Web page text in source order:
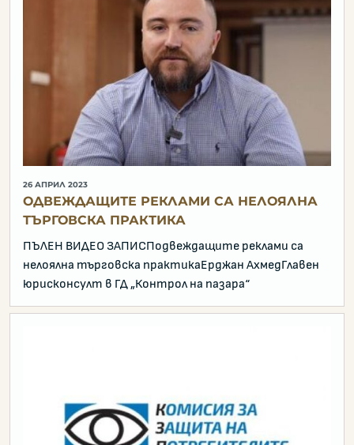
26 АПРИЛ 2023
ОДВЕЖДАЩИТЕ РЕКЛАМИ СА НЕЛОЯЛНА
ТЪРГОВСКА ПРАКТИКА
ПЪЛЕН ВИДЕО ЗАПИСПодвеждащите реклами са
нелоялна търговска практикаЕрджан АхмедГлавен
юрисконсулт в ГД „Контрол на пазара“